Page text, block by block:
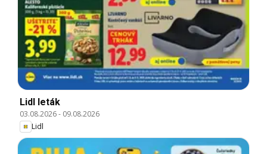
Lidl leták
03.08.2026- 09.08.2026
Lidl